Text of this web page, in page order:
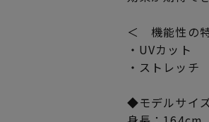
＜ 機能性の
・UVカット
・ストレッチ
◆モデルサイ